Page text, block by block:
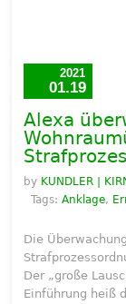
2021
01.19
Alexa
by KUNDLER |
Tags:Anklage,
Die
Der „große
Einführung heiß